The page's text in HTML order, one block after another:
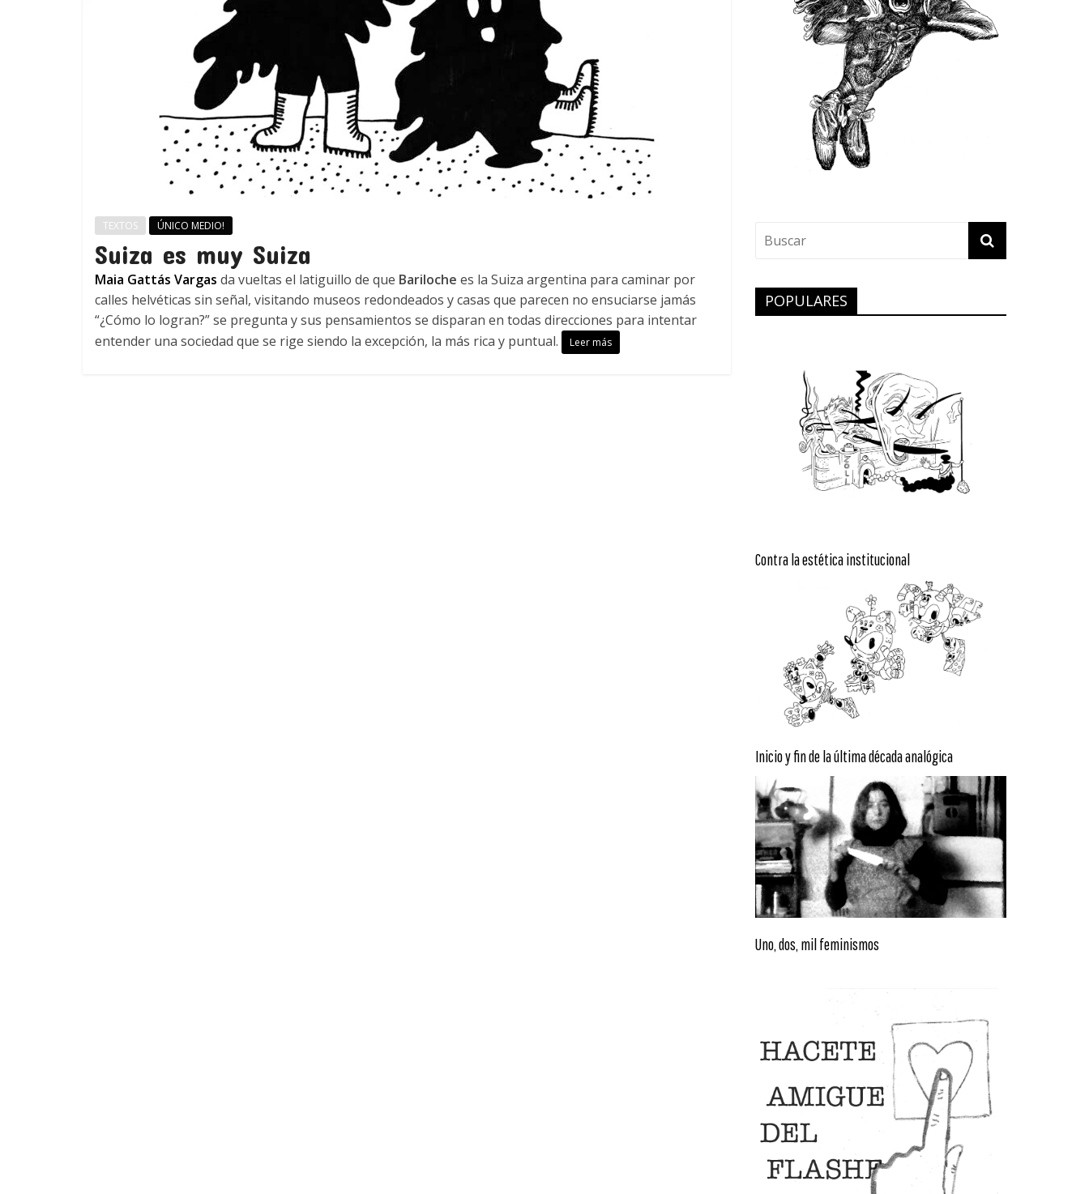
TEXTOS ÚNICO MEDIO!
Suiza es muy Suiza
Maia Gattás Vargas da vueltas el latiguillo de que Bariloche es la Suiza argentina para caminar por
calles helvéticas sin señal, visitando museos redondeados y casas que parecen no ensuciarse jamás
“¿Cómo lo logran?” se pregunta y sus pensamientos se disparan en todas direcciones para intentar
entender una sociedad que se rige siendo la excepción, la más rica y puntual.
Leer más
POPULARES
Contra la estética institucional
Inicio y fin de la última década analógica
Uno, dos, mil feminismos